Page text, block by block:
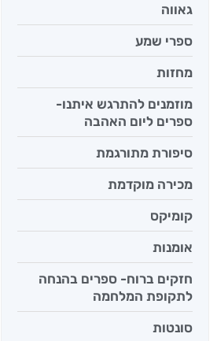
גאווה
ספרי שמע
מחזות
מוזמנים להתרגש איתנו-
ספרים ליום האהבה
סיפורת מתורגמת
מכירה מוקדמת
קומיקס
אומנות
חזקים ברוח- ספרים בהנחה
לתקופת המלחמה
סונטות